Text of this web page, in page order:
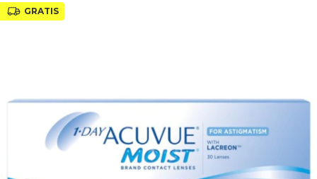
GRATIS